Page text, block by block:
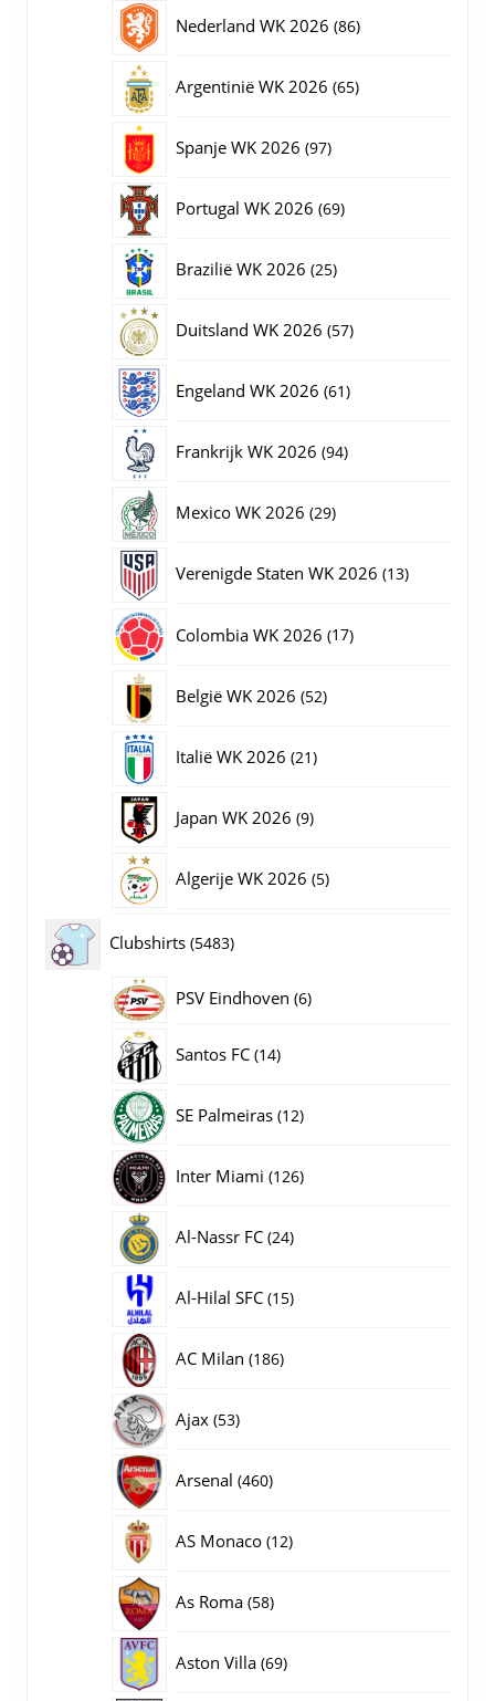
Nederland WK 2026 8686
Argentinië WK 2026 6565
Spanje WK 2026 9797
Portugal WK 2026 6969
Brazilië WK 2026 2525
Duitsland WK 2026 5757
Engeland WK 2026 6161
Frankrijk WK 2026 9494
Mexico WK 2026 2929
Verenigde Staten WK 2026 1313
Colombia WK 2026 1717
België WK 2026 5252
Italië WK 2026 2121
Japan WK 2026 99
Algerije WK 2026 55
Clubshirts 54835483
producten
PSV Eindhoven 66
Santos FC 1414
SE Palmeiras 1212
Inter Miami 126126
Al-Nassr FC 2424
Al-Hilal SFC 1515
AC Milan 186186
Ajax 5353
Arsenal 460460
AS Monaco 1212
As Roma 5858
Aston Villa 6969